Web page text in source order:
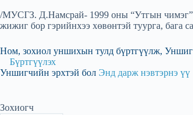
/МУСГЗ. Д.Намсрай- 1999 оны “Утгын чимэг”
жижиг бор гэрийнхээ хөвөнтэй туурга, бага
Ном, зохиол уншихын тулд бүртгүүлж,
Бүртгүүлэх
Уншигчийн эрхтэй бол Энд дарж нэвтэрнэ үү
Зохиогч